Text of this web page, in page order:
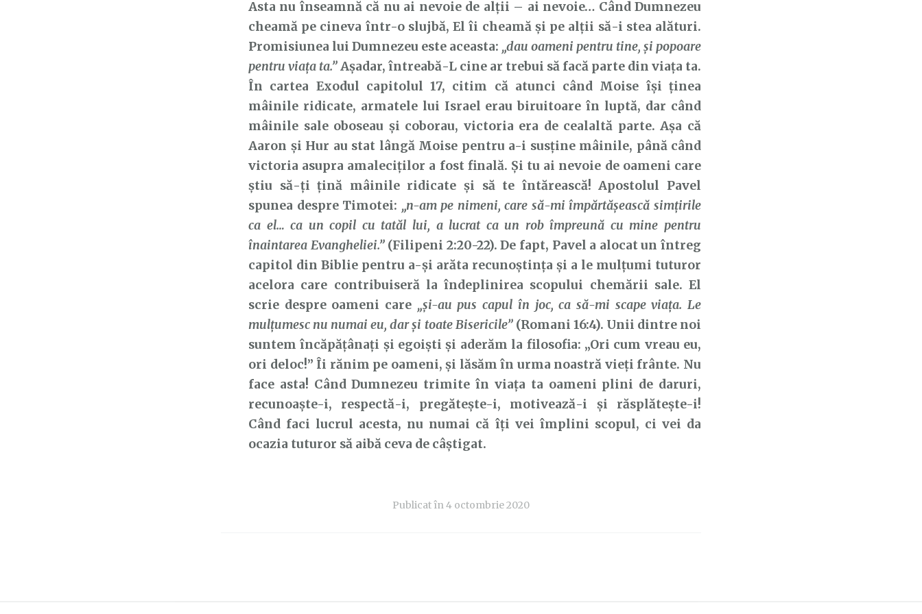
Asta nu înseamnă că nu ai nevoie de alții – ai nevoie… Când Dumnezeu
cheamă pe cineva într-o slujbă, El îi cheamă și pe alții să-i stea alături.
Promisiunea lui Dumnezeu este aceasta: „dau oameni pentru tine, şi popoare
pentru viaţa ta.”Așadar, întreabă-L cine ar trebui să facă parte din viața ta.
În cartea Exodul capitolul 17, citim că atunci când Moise își ținea
mâinile ridicate, armatele lui Israel erau biruitoare în luptă, dar când
mâinile sale oboseau și coborau, victoria era de cealaltă parte. Așa că
Aaron și Hur au stat lângă Moise pentru a-i susține mâinile, până când
victoria asupra amaleciților a fost finală. Și tu ai nevoie de oameni care
știu să-ți țină mâinile ridicate și să te întărească! Apostolul Pavel
spunea despre Timotei: „n-am pe nimeni, care să-mi împărtăşească simţirile
ca el… ca un copil cu tatăl lui, a lucrat ca un rob împreună cu mine pentru
înaintarea Evangheliei.”(Filipeni 2:20-22). De fapt, Pavel a alocat un întreg
capitol din Biblie pentru a-și arăta recunoștința și a le mulțumi tuturor
acelora care contribuiseră la îndeplinirea scopului chemării sale. El
scrie despre oameni care „şi-au pus capul în joc, ca să-mi scape viaţa. Le
mulţumesc nu numai eu, dar şi toate Bisericile”(Romani 16:4). Unii dintre noi
suntem încăpățânați și egoiști și aderăm la filosofia: „Ori cum vreau eu,
ori deloc!” Îi rănim pe oameni, și lăsăm în urma noastră vieți frânte. Nu
face asta! Când Dumnezeu trimite în viața ta oameni plini de daruri,
recunoaște-i, respectă-i, pregătește-i, motivează-i și răsplătește-i!
Când faci lucrul acesta, nu numai că îți vei împlini scopul, ci vei da
ocazia tuturor să aibă ceva de câștigat.
Publicat în4 octombrie 2020